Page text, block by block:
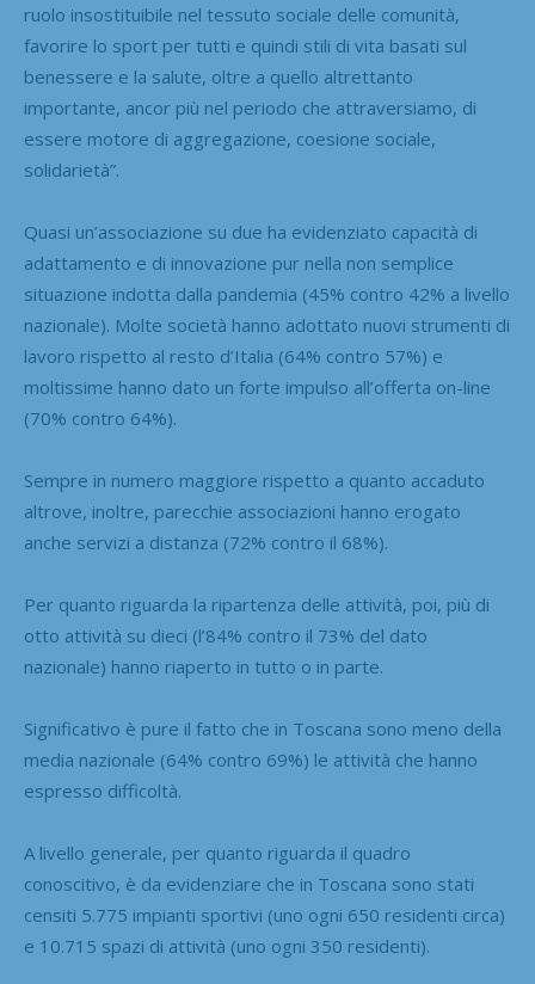
ruolo insostituibile nel tessuto sociale delle comunità,
favorire lo sport per tutti e quindi stili di vita basati sul
benessere e la salute, oltre a quello altrettanto
importante, ancor più nel periodo che attraversiamo, di
essere motore di aggregazione, coesione sociale,
solidarietà”.
Quasi un’associazione su due ha evidenziato capacità di
adattamento e di innovazione pur nella non semplice
situazione indotta dalla pandemia (45% contro 42% a livello
nazionale). Molte società hanno adottato nuovi strumenti di
lavoro rispetto al resto d’Italia (64% contro 57%) e
moltissime hanno dato un forte impulso all’offerta on-line
(70% contro 64%).
Sempre in numero maggiore rispetto a quanto accaduto
altrove, inoltre, parecchie associazioni hanno erogato
anche servizi a distanza (72% contro il 68%).
Per quanto riguarda la ripartenza delle attività, poi, più di
otto attività su dieci (l’84% contro il 73% del dato
nazionale) hanno riaperto in tutto o in parte.
Significativo è pure il fatto che in Toscana sono meno della
media nazionale (64% contro 69%) le attività che hanno
espresso difficoltà.
A livello generale, per quanto riguarda il quadro
conoscitivo, è da evidenziare che in Toscana sono stati
censiti 5.775 impianti sportivi (uno ogni 650 residenti circa)
e 10.715 spazi di attività (uno ogni 350 residenti).